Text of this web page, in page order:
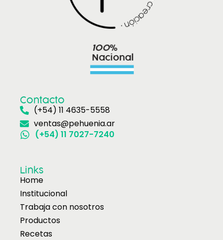
Contacto
(+54) 11 4635-5558
ventas@pehuenia.ar
(+54) 11 7027-7240
Links
Home
Institucional
Trabaja con nosotros
Productos
Recetas